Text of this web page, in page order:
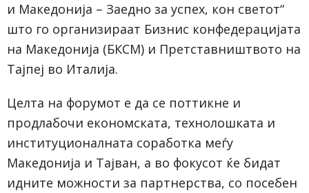
и Македонија – Заедно за успех, кон светот“
што го организираат Бизнис конфедерацијата
на Македонија (БКСМ) и Претставништвото на
Тајпеј во Италија.
Целта на форумот е да се поттикне и
продлабочи економската, технолошката и
институционалната соработка меѓу
Македонија и Тајван, а во фокусот ќе бидат
идните можности за партнерства, со посебен